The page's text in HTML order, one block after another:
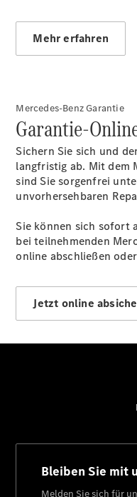
GLS
/
Der
CLA
Brake
Brake
Modell
Mehr erfahren
Mercedes-Benz Garantie
Garantie-
Sichern Sie sich und
langfristig ab. Mit dem
sind Sie sorgenfrei
unvorhersehbaren
Sie können sich sofort
bei teilnehmenden
online abschließen
Jetzt online